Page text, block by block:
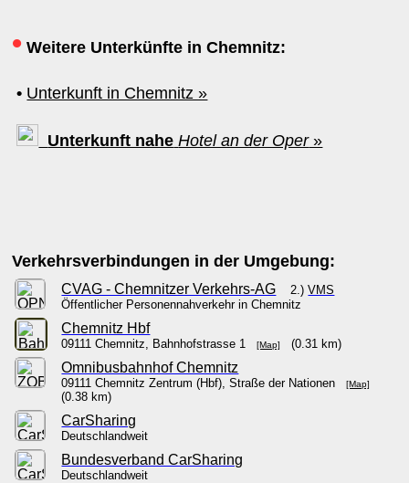
• Weitere Unterkünfte in Chemnitz:
• Unterkunft in Chemnitz »
Unterkunft nahe Hotel an der Oper»
Verkehrsverbindungen in der Umgebung:
CVAG - Chemnitzer Verkehrs-AG 2.)VMS
Öffentlicher Personennahverkehr in Chemnitz
Chemnitz Hbf
09111 Chemnitz, Bahnhofstrasse 1[Map] (0.31 km)
Omnibusbahnhof Chemnitz
09111 Chemnitz Zentrum (Hbf), Straße der Nationen[Map]
(0.38 km)
CarSharing
Deutschlandweit
Bundesverband CarSharing
Deutschlandweit